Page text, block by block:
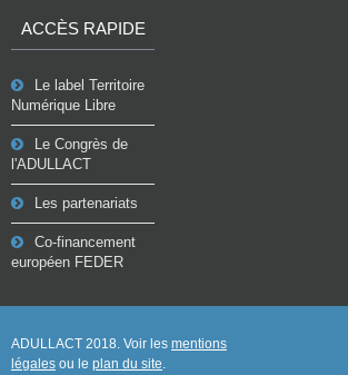
ACCÈS RAPIDE
Le label Territoire
Numérique Libre
Le Congrès de
l'ADULLACT
Les partenariats
Co-financement
européen FEDER
ADULLACT 2018. Voir les mentions
légales ou le plan du site